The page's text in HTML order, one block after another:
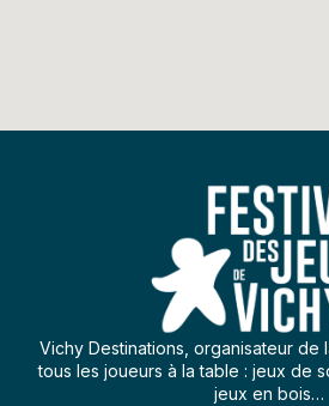
Vichy Destinations, organisateur de
tous les joueurs à la table : jeux de
jeux en bois…